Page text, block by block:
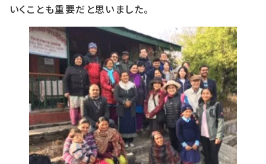
いくことも重要だと思いました。